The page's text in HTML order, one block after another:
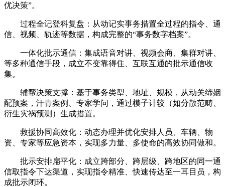
优决策”。
过程全记登科复盘：从动记实事务措置全过程的指令、通
信、视频、轨迹等数据，构成完整的“事务数字档案”。
一体化批示通信：集成语音对讲、视频会商、集群对讲、
等多种通信手段，成立不变靠得住、互联互通的批示通信收
集。
辅帮决策支撑：基于事务类型、地址、规模，从动关缔姻
配预案，汗青案例、专家学问，通过模子计较（如分散范畴、
衍生灾祸预测）生成措置。
救援协同高效化：动态办理并优化安排人员、车辆、物
资、专家等应急资本，实现多力量、多使命的高效协同做和。
批示安排扁平化：成立跨部分、跨层级、跨地区的同一通
信取指令下达渠道，实现指令精准、快速传达至一耳目员，构
成批示闭环。